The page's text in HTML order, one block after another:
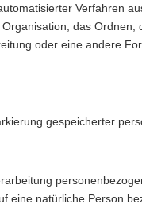
Verfahren
das
oder eine andere
gespeicherter
eine natürliche Person